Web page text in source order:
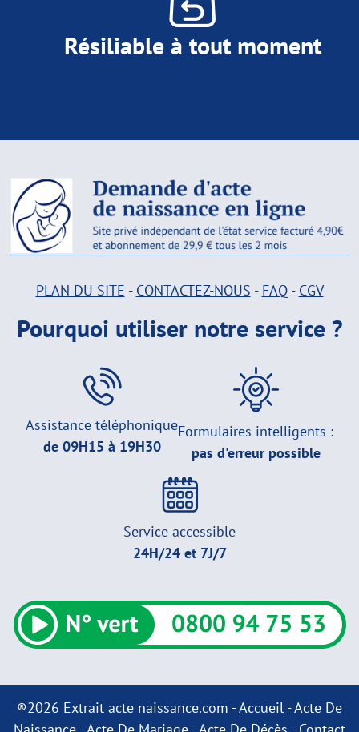
Résiliable à tout moment
PLAN DU SITE - CONTACTEZ-NOUS - FAQ- CGV
Pourquoi utiliser notre service ?
Assistance téléphonique
de 09H15 à 19H30
Formulaires intelligents :
pas d'erreur possible
Service accessible
24H/24 et 7J/7
®2026 Extrait acte naissance.com -Accueil -Acte De